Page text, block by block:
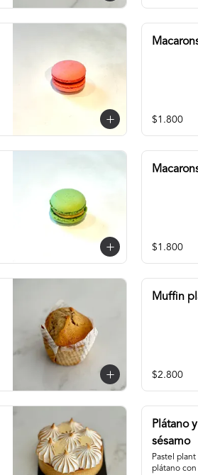
$1.800
$1.800
Muffin
$2.800
Plátano
sésamo
Pastel
plátano